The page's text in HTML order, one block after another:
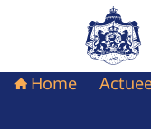
Naar de
Home